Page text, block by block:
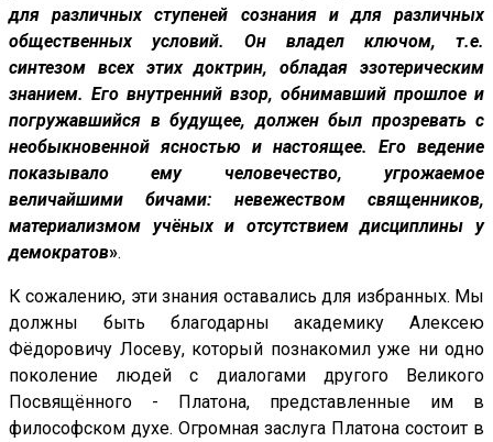
для различных ступеней сознания и для различных
общественных условий. Он владел ключом, т.е.
синтезом всех этих доктрин, обладая эзотерическим
знанием. Его внутренний взор, обнимавший прошлое и
погружавшийся в будущее, должен был прозревать с
необыкновенной ясностью и настоящее. Его ведение
показывало ему человечество, угрожаемое
величайшими бичами: невежеством священников,
материализмом учёных и отсутствием дисциплины у
демократов».
К сожалению, эти знания оставались для избранных. Мы
должны быть благодарны академику Алексею
Фёдоровичу Лосеву, который познакомил уже ни одно
поколение людей с диалогами другого Великого
Посвящённого - Платона, представленные им в
философском духе. Огромная заслуга Платона состоит в